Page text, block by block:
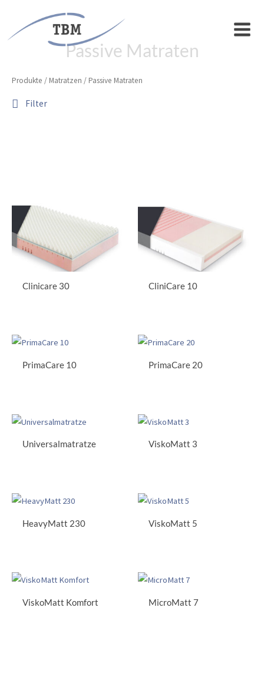
springen
MAIN
Passive Matraten
Produkte / Matratzen / Passive Matraten
Filter
Clinicare 30 CliniCare 10
PrimaCare 10 PrimaCare 20
Universalmatratze ViskoMatt 3
HeavyMatt 230 ViskoMatt 5
ViskoMatt Komfort MicroMatt 7